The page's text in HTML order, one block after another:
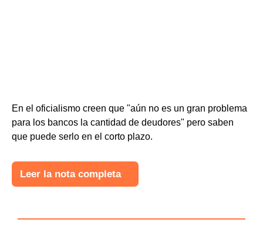
En el oficialismo creen que "aún no es un gran problema
para los bancos la cantidad de deudores" pero saben
que puede serlo en el corto plazo.
Leer la nota completa